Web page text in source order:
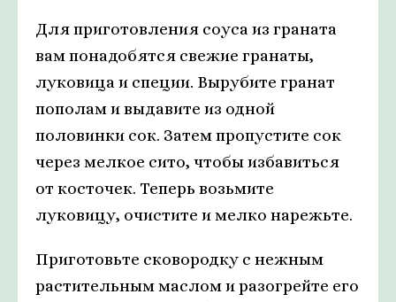
Для приготовления соуса из граната
вам понадобятся свежие гранаты,
луковица и специи. Вырубите гранат
пополам и выдавите из одной
половинки сок. Затем пропустите сок
через мелкое сито, чтобы избавиться
от косточек. Теперь возьмите
луковицу, очистите и мелко нарежьте.
Приготовьте сковородку с нежным
растительным маслом и разогрейте его